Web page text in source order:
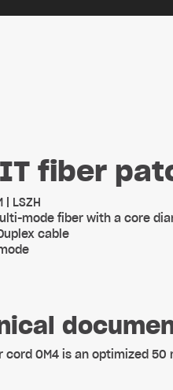
fiber
| LSZH
mode fiber with a core
cable
cord OM4 is an optimized